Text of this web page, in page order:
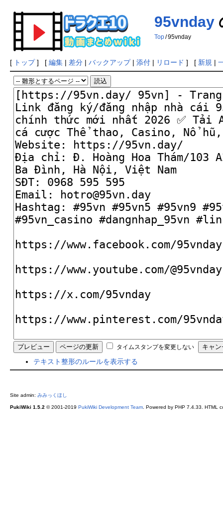
95vnday
Top /95vnday
[ トップ] [ 編集| 差分| バックアップ| 添付| リロード ] [ 新規 |
タイムスタンプを変更しない
テキスト整形のルールを表示する
Site admin: みみっくほし
PukiWiki 1.5.2 © 2001-2019 PukiWiki Development Team. Powered by PHP 7.4.33. HTML